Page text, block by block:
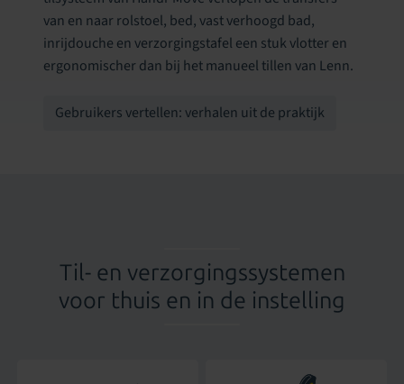
van en naar rolstoel, bed, vast verhoogd bad,
inrijdouche en verzorgingstafel een stuk vlotter en
ergonomischer dan bij het manueel tillen van Lenn.
Gebruikers vertellen: verhalen uit de praktijk
Til- en verzorgingssystemen
voor thuis en in de instelling